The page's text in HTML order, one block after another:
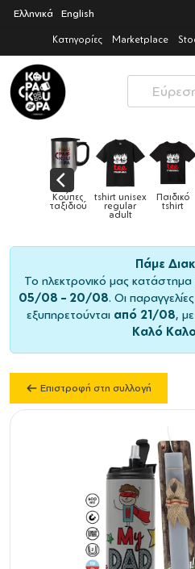
Ελληνικά English
Κατηγορίες Marketplace
tshirt unisex
regular
Παιδικό
tshirt
Drill
Καπέλα
Πάμε
Το ηλεκτρονικό μας κατάστημα
05/08 – 20/08. Οι
εξυπηρετούνται από 21/08,
Καλό
Επιστροφή στη συλλογή